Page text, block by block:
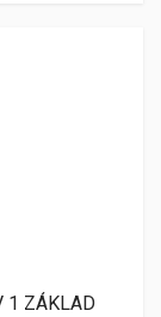
1 ZÁKLAD